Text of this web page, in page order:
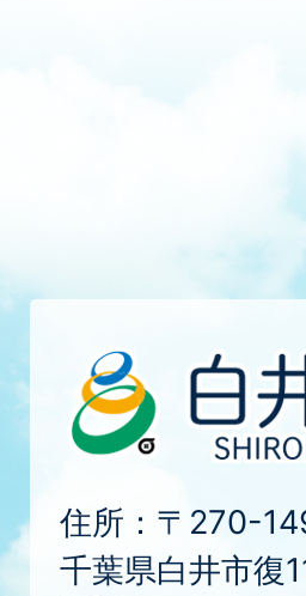
住所：〒270-
千葉県白井市復